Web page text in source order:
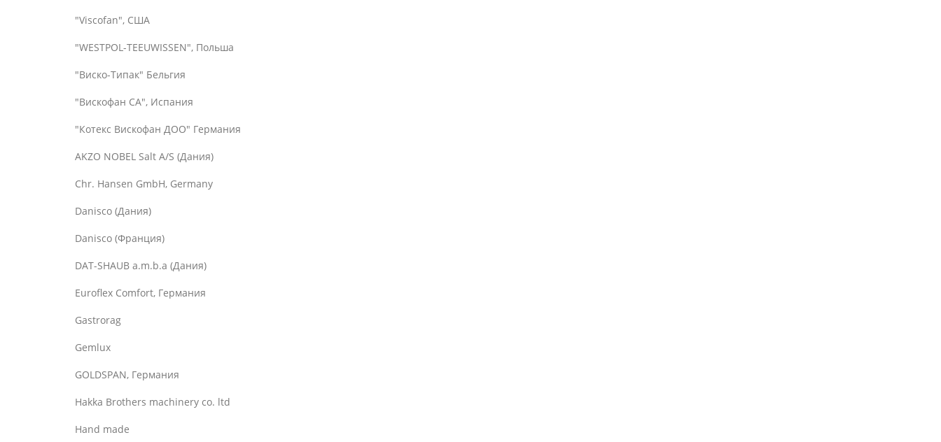
"Viscofan", США
"WESTPOL-TEEUWISSEN", Польша
"Виско-Типак" Бельгия
"Вискофан СА", Испания
"Котекс Вискофан ДОО" Германия
AKZO NOBEL Salt A/S (Дания)
Chr. Hansen GmbH, Germany
Danisco (Дания)
Danisco (Франция)
DAT-SHAUB a.m.b.a (Дания)
Euroflex Comfort, Германия
Gastrorag
Gemlux
GOLDSPAN, Германия
Hakka Brothers machinery co. ltd
Hand made